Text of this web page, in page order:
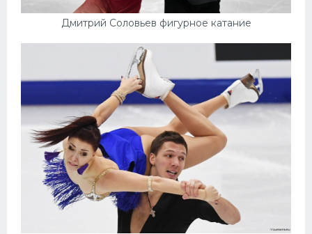
Дмитрий Соловьев фигурное катание